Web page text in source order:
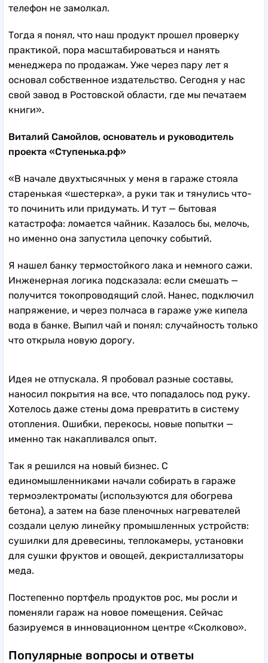
телефон не замолкал.
Тогда я понял, что наш продукт прошел проверку
практикой, пора масштабироваться и нанять
менеджера по продажам. Уже через пару лет я
основал собственное издательство. Сегодня у нас
свой завод в Ростовской области, где мы печатаем
книги».
Виталий Самойлов, основатель и руководитель
проекта «Ступенька.рф»
«В начале двухтысячных у меня в гараже стояла
старенькая «шестерка», а руки так и тянулись что-
то починить или придумать. И тут — бытовая
катастрофа: ломается чайник. Казалось бы, мелочь,
но именно она запустила цепочку событий.
Я нашел банку термостойкого лака и немного сажи.
Инженерная логика подсказала: если смешать —
получится токопроводящий слой. Нанес, подключил
напряжение, и через полчаса в гараже уже кипела
вода в банке. Выпил чай и понял: случайность только
что открыла новую дорогу.
Идея не отпускала. Я пробовал разные составы,
наносил покрытия на все, что попадалось под руку.
Хотелось даже стены дома превратить в систему
отопления. Ошибки, перекосы, новые попытки —
именно так накапливался опыт.
Так я решился на новый бизнес. С
единомышленниками начали собирать в гараже
термоэлектроматы (используются для обогрева
бетона), а затем на базе пленочных нагревателей
создали целую линейку промышленных устройств:
сушилки для древесины, теплокамеры, установки
для сушки фруктов и овощей, декристаллизаторы
меда.
Постепенно портфель продуктов рос, мы росли и
поменяли гараж на новое помещения. Сейчас
базируемся в инновационном центре «Сколково».
Популярные вопросы и ответы